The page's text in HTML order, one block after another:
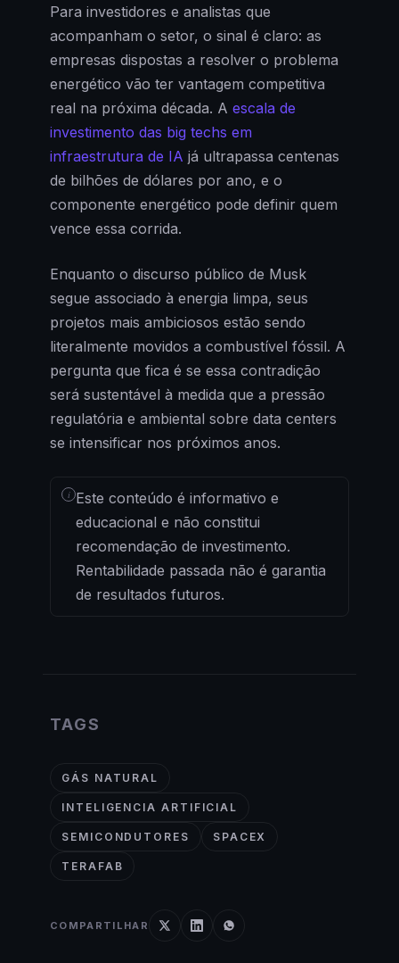
Para investidores e analistas que
acompanham o setor, o sinal é claro: as
empresas dispostas a resolver o problema
energético vão ter vantagem competitiva
real na próxima década. A escala de
investimento das big techs em
infraestrutura de IA já ultrapassa centenas
de bilhões de dólares por ano, e o
componente energético pode definir quem
vence essa corrida.
Enquanto o discurso público de Musk
segue associado à energia limpa, seus
projetos mais ambiciosos estão sendo
literalmente movidos a combustível fóssil. A
pergunta que fica é se essa contradição
será sustentável à medida que a pressão
regulatória e ambiental sobre data centers
se intensificar nos próximos anos.
i Este conteúdo é informativo e
educacional e não constitui
recomendação de investimento.
Rentabilidade passada não é garantia
de resultados futuros.
TAGS
GÁS NATURAL
INTELIGENCIA ARTIFICIAL
SEMICONDUTORES SPACEX
TERAFAB
COMPARTILHAR